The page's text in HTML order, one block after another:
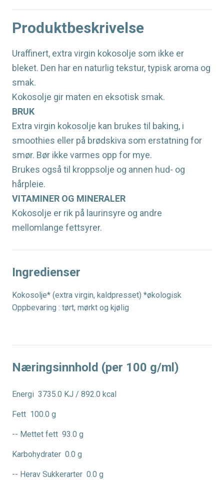
Produktbeskrivelse
Uraffinert, extra virgin kokosolje som ikke er
bleket. Den har en naturlig tekstur, typisk aroma og
smak.
Kokosolje gir maten en eksotisk smak.
BRUK
Extra virgin kokosolje kan brukes til baking, i
smoothies eller på brødskiva som erstatning for
smør. Bør ikke varmes opp for mye.
Brukes også til kroppsolje og annen hud- og
hårpleie.
VITAMINER OG MINERALER
Kokosolje er rik på laurinsyre og andre
mellomlange fettsyrer.
Ingredienser
Kokosolje* (extra virgin, kaldpresset) *økologisk
Oppbevaring : tørt, mørkt og kjølig
Næringsinnhold (per 100 g/ml)
Energi 3735.0 KJ / 892.0 kcal
Fett 100.0 g
-- Mettet fett 93.0 g
Karbohydrater 0.0 g
-- Herav Sukkerarter 0.0 g